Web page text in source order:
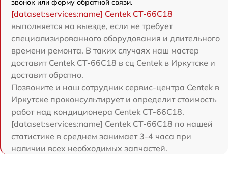
звонок или форму обратной связи.
[dataset:services:name] Centek CT-66C18
выполняется на выезде, если не требует
специализированного оборудования и длительного
времени ремонта. В таких случаях наш мастер
доставит Centek CT-66C18 в сц Centek в Иркутске и
доставит обратно.
Позвоните и наш сотрудник сервис-центра Centek в
Иркутске проконсультирует и определит стоимость
работ над кондиционера Centek CT-66C18.
[dataset:services:name] Centek CT-66C18 по нашей
статистике в среднем занимает 3-4 часа при
наличии всех необходимых запчастей.